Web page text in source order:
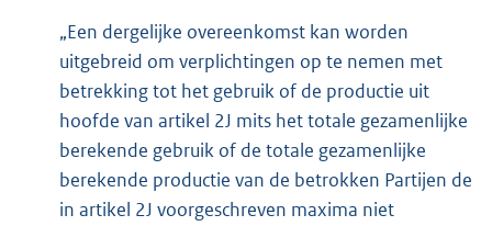
„Een dergelijke overeenkomst kan worden
uitgebreid om verplichtingen op te nemen met
betrekking tot het gebruik of de productie uit
hoofde van artikel 2J mits het totale gezamenlijke
berekende gebruik of de totale gezamenlijke
berekende productie van de betrokken Partijen de
in artikel 2J voorgeschreven maxima niet